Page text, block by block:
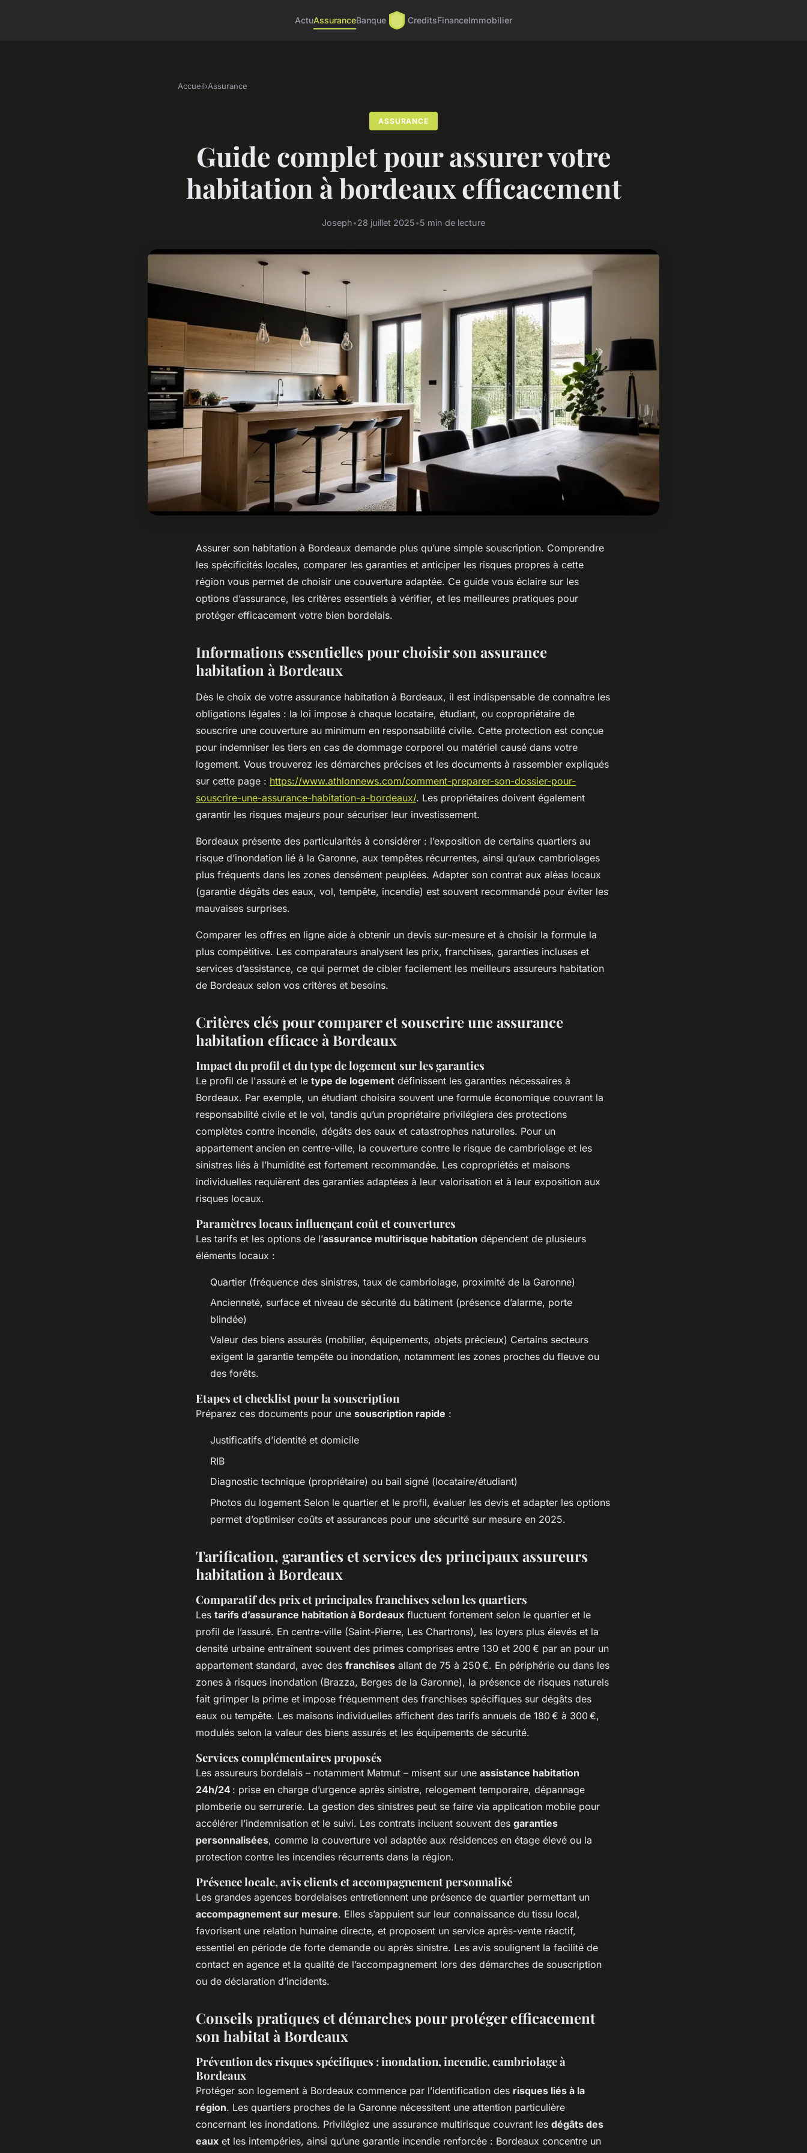
ActuAssuranceBanque CreditsFinanceImmobilier
Accueil›Assurance
ASSURANCE
Guide complet pour assurer votre
habitation à bordeaux efficacement
Joseph•28 juillet 2025•5 min de lecture
Assurer son habitation à Bordeaux demande plus qu’une simple souscription. Comprendre
les spécificités locales, comparer les garanties et anticiper les risques propres à cette
région vous permet de choisir une couverture adaptée. Ce guide vous éclaire sur les
options d’assurance, les critères essentiels à vérifier, et les meilleures pratiques pour
protéger efficacement votre bien bordelais.
Informations essentielles pour choisir son assurance
habitation à Bordeaux
Dès le choix de votre assurance habitation à Bordeaux, il est indispensable de connaître les
obligations légales : la loi impose à chaque locataire, étudiant, ou copropriétaire de
souscrire une couverture au minimum en responsabilité civile. Cette protection est conçue
pour indemniser les tiers en cas de dommage corporel ou matériel causé dans votre
logement. Vous trouverez les démarches précises et les documents à rassembler expliqués
sur cette page : https://www.athlonnews.com/comment-preparer-son-dossier-pour-
souscrire-une-assurance-habitation-a-bordeaux/. Les propriétaires doivent également
garantir les risques majeurs pour sécuriser leur investissement.
Bordeaux présente des particularités à considérer : l’exposition de certains quartiers au
risque d’inondation lié à la Garonne, aux tempêtes récurrentes, ainsi qu’aux cambriolages
plus fréquents dans les zones densément peuplées. Adapter son contrat aux aléas locaux
(garantie dégâts des eaux, vol, tempête, incendie) est souvent recommandé pour éviter les
mauvaises surprises.
Comparer les offres en ligne aide à obtenir un devis sur-mesure et à choisir la formule la
plus compétitive. Les comparateurs analysent les prix, franchises, garanties incluses et
services d’assistance, ce qui permet de cibler facilement les meilleurs assureurs habitation
de Bordeaux selon vos critères et besoins.
Critères clés pour comparer et souscrire une assurance
habitation efficace à Bordeaux
Impact du profil et du type de logement sur les garanties
Le profil de l'assuré et le type de logement définissent les garanties nécessaires à
Bordeaux. Par exemple, un étudiant choisira souvent une formule économique couvrant la
responsabilité civile et le vol, tandis qu’un propriétaire privilégiera des protections
complètes contre incendie, dégâts des eaux et catastrophes naturelles. Pour un
appartement ancien en centre-ville, la couverture contre le risque de cambriolage et les
sinistres liés à l’humidité est fortement recommandée. Les copropriétés et maisons
individuelles requièrent des garanties adaptées à leur valorisation et à leur exposition aux
risques locaux.
Paramètres locaux influençant coût et couvertures
Les tarifs et les options de l’assurance multirisque habitation dépendent de plusieurs
éléments locaux :
Quartier (fréquence des sinistres, taux de cambriolage, proximité de la Garonne)
Ancienneté, surface et niveau de sécurité du bâtiment (présence d’alarme, porte
blindée)
Valeur des biens assurés (mobilier, équipements, objets précieux) Certains secteurs
exigent la garantie tempête ou inondation, notamment les zones proches du fleuve ou
des forêts.
Etapes et checklist pour la souscription
Préparez ces documents pour une souscription rapide :
Justificatifs d’identité et domicile
RIB
Diagnostic technique (propriétaire) ou bail signé (locataire/étudiant)
Photos du logement Selon le quartier et le profil, évaluer les devis et adapter les options
permet d’optimiser coûts et assurances pour une sécurité sur mesure en 2025.
Tarification, garanties et services des principaux assureurs
habitation à Bordeaux
Comparatif des prix et principales franchises selon les quartiers
Les tarifs d’assurance habitation à Bordeaux fluctuent fortement selon le quartier et le
profil de l’assuré. En centre-ville (Saint-Pierre, Les Chartrons), les loyers plus élevés et la
densité urbaine entraînent souvent des primes comprises entre 130 et 200 € par an pour un
appartement standard, avec des franchises allant de 75 à 250 €. En périphérie ou dans les
zones à risques inondation (Brazza, Berges de la Garonne), la présence de risques naturels
fait grimper la prime et impose fréquemment des franchises spécifiques sur dégâts des
eaux ou tempête. Les maisons individuelles affichent des tarifs annuels de 180 € à 300 €,
modulés selon la valeur des biens assurés et les équipements de sécurité.
Services complémentaires proposés
Les assureurs bordelais – notamment Matmut – misent sur une assistance habitation
24h/24 : prise en charge d’urgence après sinistre, relogement temporaire, dépannage
plomberie ou serrurerie. La gestion des sinistres peut se faire via application mobile pour
accélérer l’indemnisation et le suivi. Les contrats incluent souvent des garanties
personnalisées, comme la couverture vol adaptée aux résidences en étage élevé ou la
protection contre les incendies récurrents dans la région.
Présence locale, avis clients et accompagnement personnalisé
Les grandes agences bordelaises entretiennent une présence de quartier permettant un
accompagnement sur mesure. Elles s’appuient sur leur connaissance du tissu local,
favorisent une relation humaine directe, et proposent un service après-vente réactif,
essentiel en période de forte demande ou après sinistre. Les avis soulignent la facilité de
contact en agence et la qualité de l’accompagnement lors des démarches de souscription
ou de déclaration d’incidents.
Conseils pratiques et démarches pour protéger efficacement
son habitat à Bordeaux
Prévention des risques spécifiques : inondation, incendie, cambriolage à
Bordeaux
Protéger son logement à Bordeaux commence par l’identification des risques liés à la
région. Les quartiers proches de la Garonne nécessitent une attention particulière
concernant les inondations. Privilégiez une assurance multirisque couvrant les dégâts des
eaux et les intempéries, ainsi qu’une garantie incendie renforcée : Bordeaux concentre un